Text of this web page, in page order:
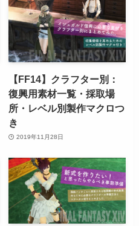
【FF14】クラフター別：
復興用素材一覧・採取場
所・レベル別製作マクロつ
き
2019年11月28日